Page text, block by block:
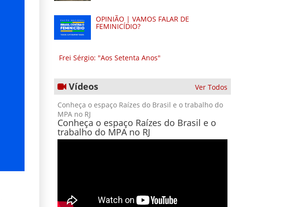
OPINIÃO | VAMOS FALAR DE
FEMINICÍDIO?
Frei Sérgio: "Aos Setenta Anos"
Vídeos
Ver Todos
Conheça o espaço Raízes do Brasil e o trabalho do
MPA no RJ
Conheça o espaço Raízes do Brasil e o
trabalho do MPA no RJ